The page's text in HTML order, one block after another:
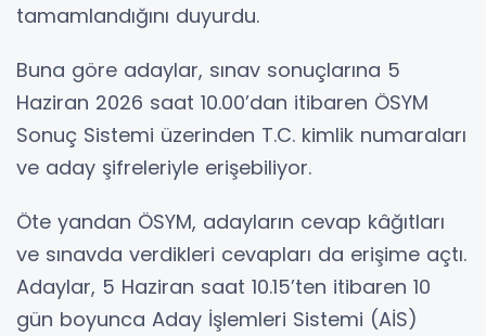
tamamlandığını duyurdu.
Buna göre adaylar, sınav sonuçlarına 5
Haziran 2026 saat 10.00’dan itibaren ÖSYM
Sonuç Sistemi üzerinden T.C. kimlik numaraları
ve aday şifreleriyle erişebiliyor.
Öte yandan ÖSYM, adayların cevap kâğıtları
ve sınavda verdikleri cevapları da erişime açtı.
Adaylar, 5 Haziran saat 10.15’ten itibaren 10
gün boyunca Aday İşlemleri Sistemi (AİS)